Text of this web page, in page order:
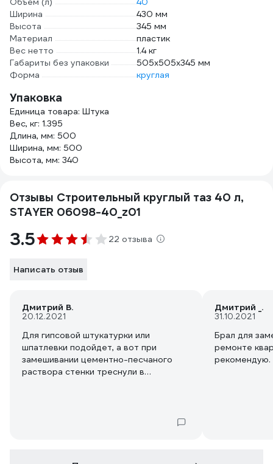
Ширина
430 мм
Высота
345 мм
Материал
пластик
Вес нетто
1.4 кг
Габариты без упаковки
505х505х345 мм
Форма
круглая
Упаковка
Единица товара: Штука
Вес, кг: 1.395
Длина, мм: 500
Ширина, мм: 500
Высота, мм: 340
Отзывы Строительный круглый таз 40 л,
STAYER 06098-40_z01
3.5 22 отзыва
Написать отзыв
Дмитрий В.
20.12.2021
Для гипсовой штукатурки или
шпатлевки подойдет, а вот при
замешивании цементно-песчаного
раствора стенки треснули в
Дмитрий _.
31.10.2021
Брал для
ремонте
рекомендую.